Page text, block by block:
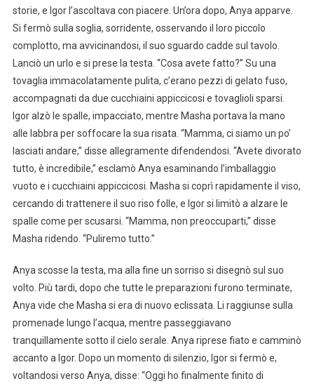
storie, e Igor l’ascoltava con piacere. Un’ora dopo, Anya apparve.
Si fermò sulla soglia, sorridente, osservando il loro piccolo
complotto, ma avvicinandosi, il suo sguardo cadde sul tavolo.
Lanciò un urlo e si prese la testa. “Cosa avete fatto?” Su una
tovaglia immacolatamente pulita, c’erano pezzi di gelato fuso,
accompagnati da due cucchiaini appiccicosi e tovaglioli sparsi.
Igor alzò le spalle, impacciato, mentre Masha portava la mano
alle labbra per soffocare la sua risata. “Mamma, ci siamo un po’
lasciati andare,” disse allegramente difendendosi. “Avete divorato
tutto, è incredibile,” esclamò Anya esaminando l’imballaggio
vuoto e i cucchiaini appiccicosi. Masha si coprì rapidamente il viso,
cercando di trattenere il suo riso folle, e Igor si limitò a alzare le
spalle come per scusarsi. “Mamma, non preoccuparti,” disse
Masha ridendo. “Puliremo tutto.”
Anya scosse la testa, ma alla fine un sorriso si disegnò sul suo
volto. Più tardi, dopo che tutte le preparazioni furono terminate,
Anya vide che Masha si era di nuovo eclissata. Li raggiunse sulla
promenade lungo l’acqua, mentre passeggiavano
tranquillamente sotto il cielo serale. Anya riprese fiato e camminò
accanto a Igor. Dopo un momento di silenzio, Igor si fermò e,
voltandosi verso Anya, disse: “Oggi ho finalmente finito di